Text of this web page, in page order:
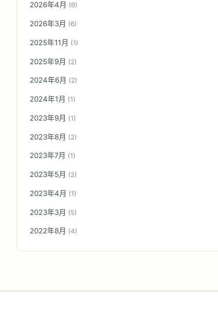
2026年4月 (6)
2026年3月 (6)
2025年11月 (1)
2025年9月 (2)
2024年6月 (2)
2024年1月 (1)
2023年9月 (1)
2023年8月 (2)
2023年7月 (1)
2023年5月 (2)
2023年4月 (1)
2023年3月 (5)
2022年8月 (4)